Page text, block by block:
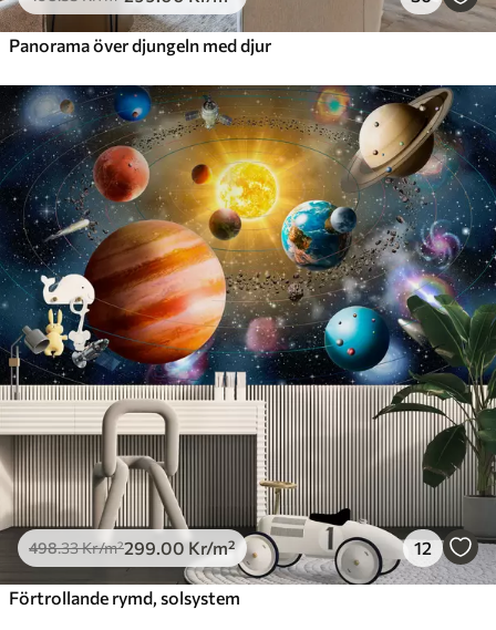
Panorama över djungeln med djur
498.33Kr/m²299 .00 Kr/m² 12
Förtrollande rymd, solsystem